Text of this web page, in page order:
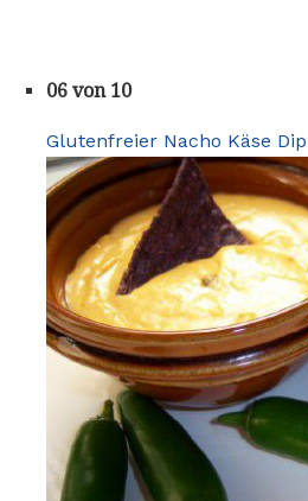
06 von 10
Glutenfreier Nacho Käse Dip